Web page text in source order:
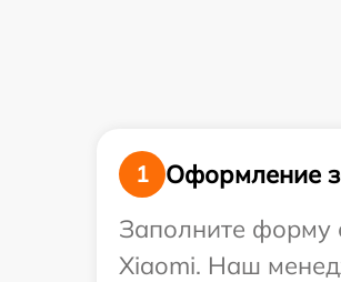
1
Оформление
Заполните форму
Xiaomi. Наш